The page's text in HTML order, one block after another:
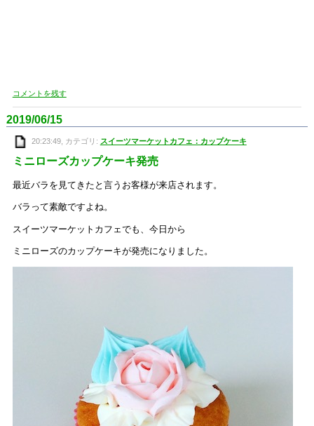
コメントを残す
2019/06/15
20:23:49, カテゴリ: スイーツマーケットカフェ：カップケーキ
ミニローズカップケーキ発売
最近バラを見てきたと言うお客様が来店されます。
バラって素敵ですよね。
スイーツマーケットカフェでも、今日から
ミニローズのカップケーキが発売になりました。